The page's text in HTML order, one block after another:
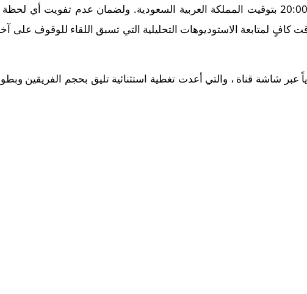
تنطلق أحداث هذه المباراة الحماسية في تمام الساعة 20:00 بتوقيت المملكة العربية السعودية. ولضمان عدم تفويت
لمتابعة الاستوديوهات التحليلية التي تسبق اللقاء للوقوف على
عبر شاشة قناة ، والتي أعدت تغطية استثنائية تليق بحجم الفريقين